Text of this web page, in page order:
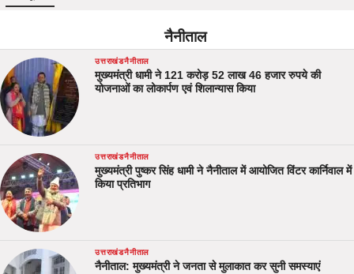
नैनीताल
उत्तराखंडनैनीताल
मुख्यमंत्री धामी ने 121 करोड़ 52 लाख 46 हजार रुपये की
योजनाओं का लोकार्पण एवं शिलान्यास किया
उत्तराखंडनैनीताल
मुख्यमंत्री पुष्कर सिंह धामी ने नैनीताल में आयोजित विंटर कार्निवाल में
किया प्रतिभाग
उत्तराखंडनैनीताल
नैनीताल: मुख्यमंत्री ने जनता से मुलाकात कर सुनी समस्याएं